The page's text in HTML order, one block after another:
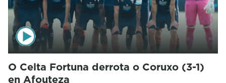
O Celta Fortuna derrota o Coruxo (3-1)
en Afouteza